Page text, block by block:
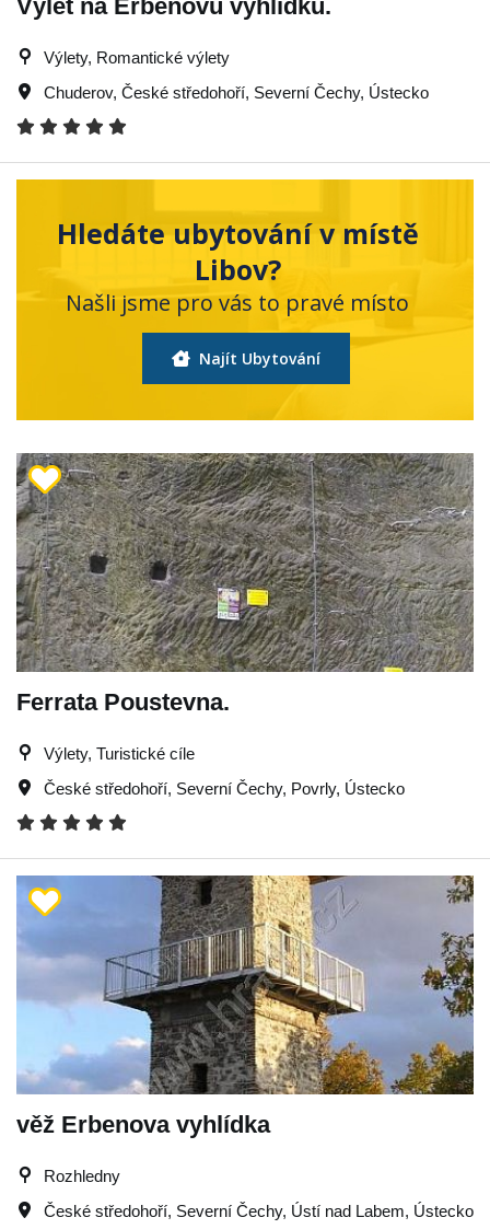
Výlet na Erbenovu vyhlídku.
Výlety, Romantické výlety
Chuderov, České středohoří, Severní Čechy, Ústecko
Hledáte ubytování v místě
Libov?
Našli jsme pro vás to pravé místo
Najít Ubytování
Ferrata Poustevna.
Výlety, Turistické cíle
České středohoří, Severní Čechy, Povrly, Ústecko
věž Erbenova vyhlídka
Rozhledny
České středohoří, Severní Čechy, Ústí nad Labem, Ústecko